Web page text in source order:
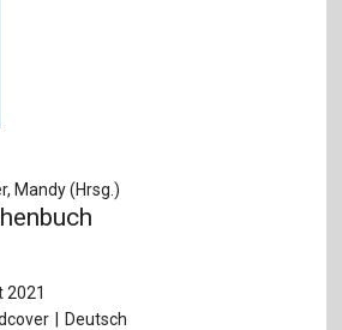
Mandy (Hrsg.)
2021
Deutsch